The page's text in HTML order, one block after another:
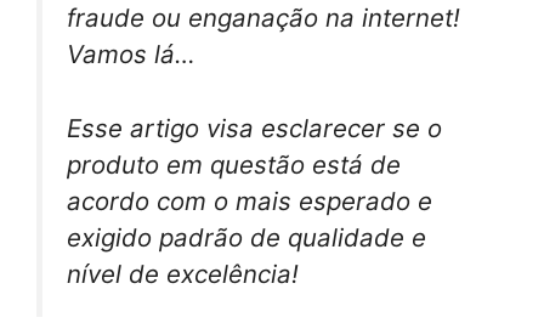
fraude ou enganação na internet!
Vamos lá…
Esse artigo visa esclarecer se o
produto em questão está de
acordo com o mais esperado e
exigido padrão de qualidade e
nível de excelência!